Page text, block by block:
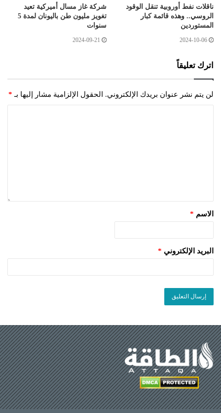
ناقلات نفط أوروبية تنقل الوقود
الروسي.. وهذه قائمة كبار
المستوردين
2024-10-06
شركة غاز مسال أميركية تعيد
تغويز مليون طن باليونان لمدة 5
سنوات
2024-09-21
اترك تعليقاً
لن يتم نشر عنوان بريدك الإلكتروني. الحقول الإلزامية مشار إليها بـ *
الاسم *
البريد الإلكتروني *